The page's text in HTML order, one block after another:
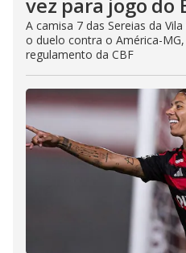
vez para jogo do
A camisa 7 das Sereias da
o duelo contra o América-
regulamento da CBF